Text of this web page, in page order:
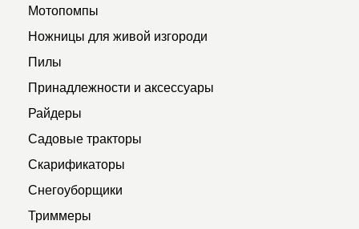
Мотопомпы
Ножницы для живой изгороди
Пилы
Принадлежности и аксессуары
Райдеры
Садовые тракторы
Скарификаторы
Снегоуборщики
Триммеры